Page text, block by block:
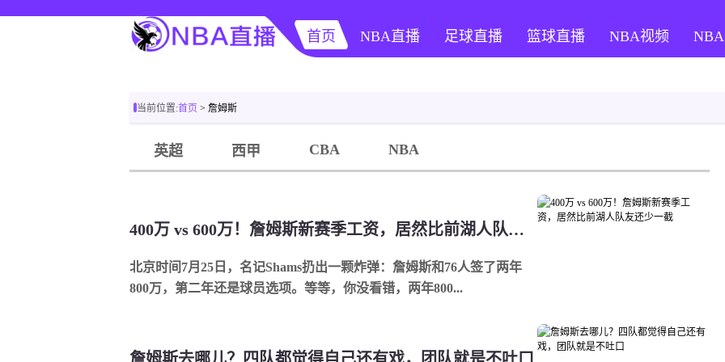
首页 NBA直播 足球直播 篮球直播 NBA视频
当前位置:首页 > 詹姆斯
英超 西甲 CBA NBA
400万 vs 600万！詹姆斯新赛季工资，居然比前湖人队友还少一截
北京时间7月25日，名记Shams扔出一颗炸弹：詹姆斯和76人签了两年
800万，第二年还是球员选项。等等，你没看错，两年800...